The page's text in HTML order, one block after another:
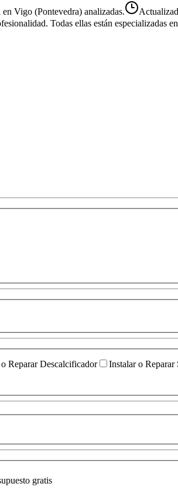
Vigo (Pontevedra) analizadas.
Todas ellas están especializadas
Reparar Descalcificador Instalar o Reparar
gratis